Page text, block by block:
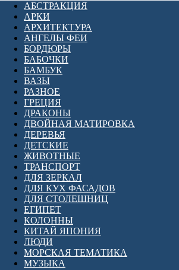
АБСТРАКЦИЯ
АРКИ
АРХИТЕКТУРА
АНГЕЛЫ ФЕИ
БОРДЮРЫ
БАБОЧКИ
БАМБУК
ВАЗЫ
РАЗНОЕ
ГРЕЦИЯ
ДРАКОНЫ
ДВОЙНАЯ МАТИРОВКА
ДЕРЕВЬЯ
ДЕТСКИЕ
ЖИВОТНЫЕ
ТРАНСПОРТ
ДЛЯ ЗЕРКАЛ
ДЛЯ КУХ ФАСАДОВ
ДЛЯ СТОЛЕШНИЦ
ЕГИПЕТ
КОЛОННЫ
КИТАЙ ЯПОНИЯ
ЛЮДИ
МОРСКАЯ ТЕМАТИКА
МУЗЫКА